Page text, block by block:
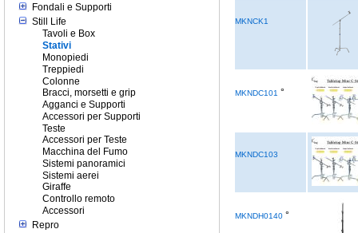
Fondali e Supporti
Still Life
Tavoli e Box
Stativi
Monopiedi
Treppiedi
Colonne
Bracci, morsetti e grip
Agganci e Supporti
Accessori per Supporti
Teste
Accessori per Teste
Macchina del Fumo
Sistemi panoramici
Sistemi aerei
Giraffe
Controllo remoto
Accessori
Repro
MKNCK1
MKNDC101 °
MKNDC103
MKNDH0140 °